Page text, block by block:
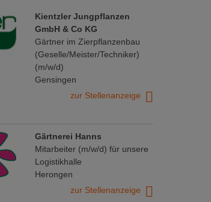
Kientzler Jungpflanzen
GmbH & Co KG
Gärtner im Zierpflanzenbau
(Geselle/Meister/Techniker)
(m/w/d)
Gensingen
zur Stellenanzeige
Gärtnerei Hanns
Mitarbeiter (m/w/d) für unsere
Logistikhalle
Herongen
zur Stellenanzeige